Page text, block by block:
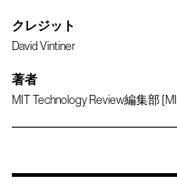
クレジット
David Vintiner
著者
MIT Technology Review編集部